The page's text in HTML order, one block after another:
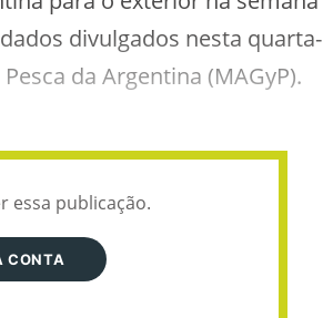
divulgados nesta quarta-
da Argentina (MAGyP).
essa publicação.
CONTA